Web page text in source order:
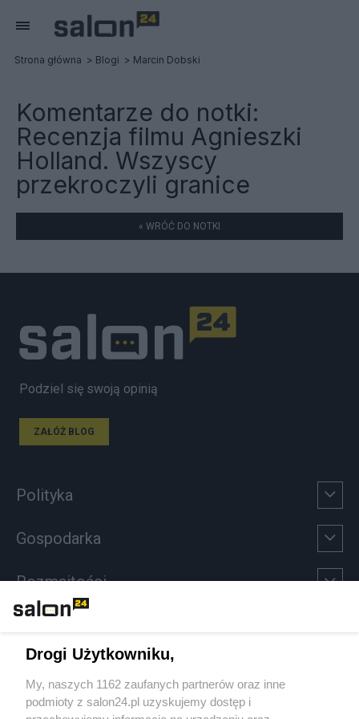
Strona główna Blogi Marcin Dobski
Komentarze do notki:
Recenzja filmu Agnieszki
Holland. Wszyscy
przekroczyli granice
« WRÓĆ DO NOTKI
Podziel się swoją opinią
ZAŁÓŻ BLOG
Polityka
Gospodarka
Rozmaitości
Sport
Społeczeństwo
Drogi Użytkowniku,
My, naszych 1162 zaufanych partnerów oraz inne
podmioty z salon24.pl uzyskujemy dostęp i